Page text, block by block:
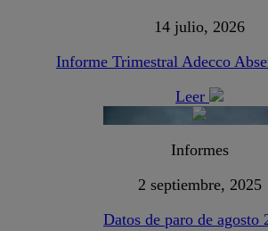
14 julio, 2026
Informe Trimestral Adecco
Leer
Informes
2 septiembre, 2025
Datos de paro de agosto